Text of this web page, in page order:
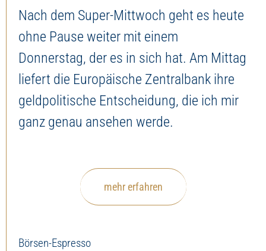
Nach dem Super-Mittwoch geht es heute
ohne Pause weiter mit einem
Donnerstag, der es in sich hat. Am Mittag
liefert die Europäische Zentralbank ihre
geldpolitische Entscheidung, die ich mir
ganz genau ansehen werde.
mehr erfahren
Börsen-Espresso